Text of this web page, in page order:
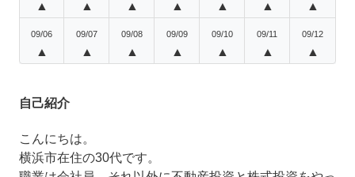
▲ ▲ ▲ ▲ ▲ ▲ ▲
09/06
▲
09/07
▲
09/08
▲
09/09
▲
09/10
▲
09/11
▲
09/12
▲
自己紹介
こんにちは。
横浜市在住の30代です。